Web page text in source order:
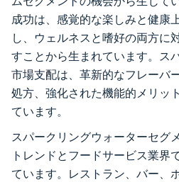
成功は、感覚的な楽しみと健康
し、ウェルネスと嗜好の両方に
すことから生まれています。ス
市場支配は、革新的なフレーバ
処方、強化された機能的メリッ
ています。
スパークリングウォーターセグ
トレンドとフードサービス業界
ています。レストラン、バー、